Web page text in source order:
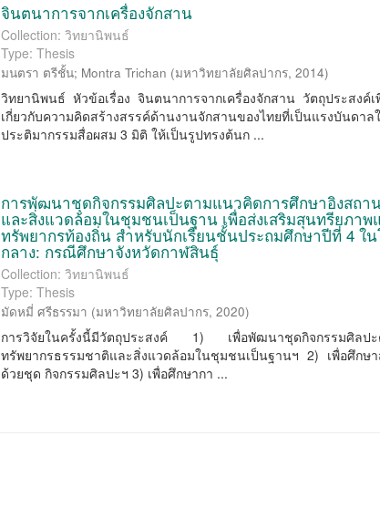
จินตนาการจากเครื่องจักสาน
Collection: วิทยานิพนธ์
Type: Thesis
มนตรา ตรีชั้น; Montra Trichan (มหาวิทยาลัยศิลปากร,2014)
วิทยานิพนธ์ หัวข้อเรื่อง จินตนาการจากเครื่องจักสาน วัตถุประสง
เกี่ยวกับความคิดสร้างสรรค์ด้านงานจักสานของไทยที่เป็นแรงบันดาล
ประติมากรรมสื่อผสม 3 มิติ ให้เป็นรูปทรงต้นก ...
การพัฒนาชุดกิจกรรมศิลปะตามแนวคิดการศึกษาอิงสถา
และสิ่งแวดล้อมในชุมชนเป็นฐาน เพื่อส่งเสริมสุนทรียภา
ทรัพยากรท้องถิ่น สำหรับนักเรียนชั้นประถมศึกษาปีที่ 4 ใ
กลาง: กรณีศึกษาจังหวัดกาฬสินธุ์
Collection: วิทยานิพนธ์
Type: Thesis
มัดหมี่ ศรีธรรมา (มหาวิทยาลัยศิลปากร,2020)
การวิจัยในครั้งนี้มีวัตถุประสงค์ 1) เพื่อพัฒนาชุดกิจกรรมศิลปะ
ทรัพยากรธรรมชาติและสิ่งแวดล้อมในชุมชนเป็นฐานฯ 2) เพื่อศึกษ
ด้วยชุด กิจกรรมศิลปะฯ 3) เพื่อศึกษากา ...